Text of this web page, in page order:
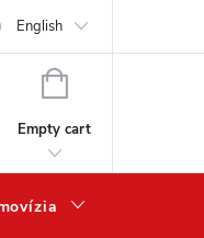
English
SHOPPING
Empty cart